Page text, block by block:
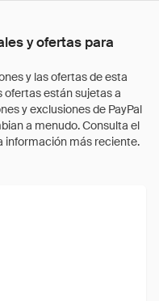
y ofertas para